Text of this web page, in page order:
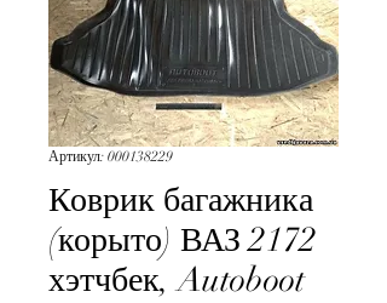
Артикул: 000138229
Коврик багажника
(корыто) ВАЗ 2172
хэтчбек, Autoboot